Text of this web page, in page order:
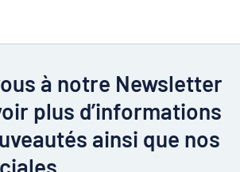
à notre Newsletter
plus d’informations
ainsi que nos